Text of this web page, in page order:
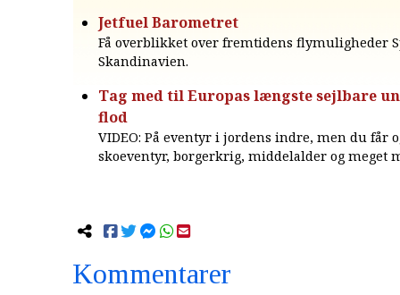
Jetfuel Barometret
Få overblikket over fremtidens flymuligheder
Skandinavien.
Tag med til Europas længste sejlbare
flod
VIDEO: På eventyr i jordens indre, men du får
skoeventyr, borgerkrig, middelalder og meget
Kommentarer